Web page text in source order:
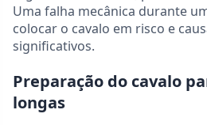
Uma falha mecânica durante
colocar o cavalo em risco e
significativos.
Preparação do cavalo
longas